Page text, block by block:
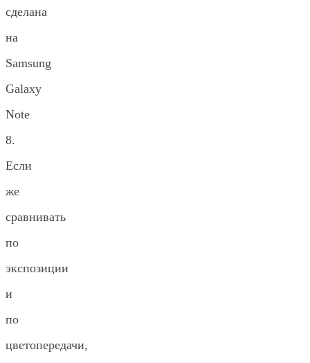
сделана
на
Samsung
Galaxy
Note
8.
Если
же
сравнивать
по
экспозиции
и
по
цветопередачи,